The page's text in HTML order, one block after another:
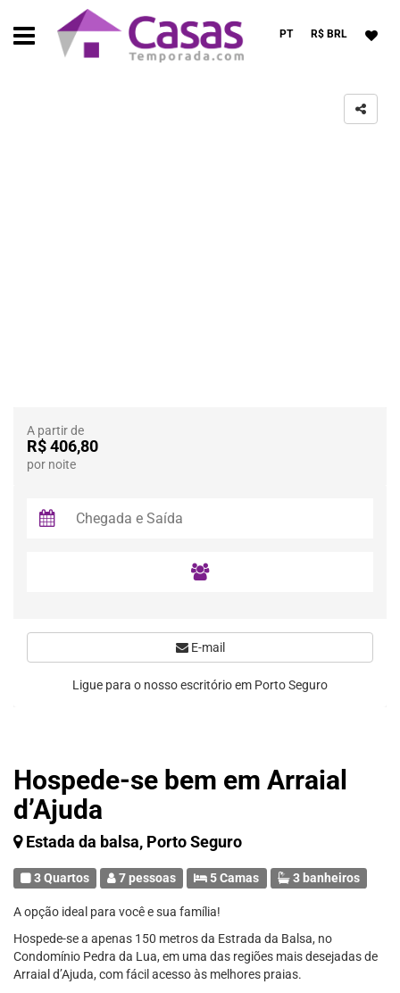
PT R$ BRL
Hospede-se bem em Arraial
d’Ajuda
Estada da balsa, Porto Seguro
3 Quartos 7 pessoas 5 Camas 3 banheiros
A opção ideal para você e sua família!
Hospede-se a apenas 150 metros da Estrada da Balsa, no
Condomínio Pedra da Lua, em uma das regiões mais desejadas de
Arraial d’Ajuda, com fácil acesso às melhores praias.
A partir de
R$ 406,80
por noite
E-mail
Ligue para o nosso escritório em Porto Seguro